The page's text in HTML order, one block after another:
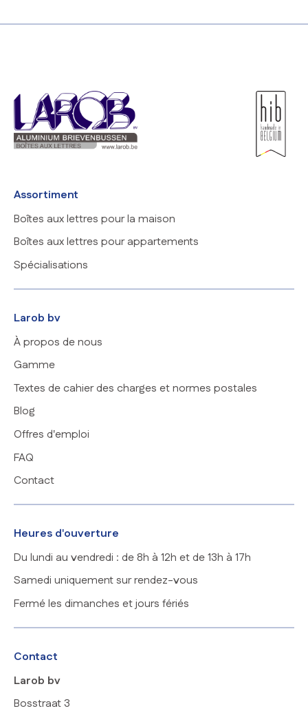
Larob bv
À propos de nous
Gamme
Textes de cahier des charges et normes postales
Blog
Offres d'emploi
FAQ
Contact
Assortiment
Boîtes aux lettres pour la maison
Boîtes aux lettres pour appartements
Spécialisations
Heures d'ouverture
Du lundi au vendredi : de 8h à 12h et de 13h à 17h
Samedi uniquement sur rendez-vous
Fermé les dimanches et jours fériés
Contact
Larob bv
Bosstraat 3